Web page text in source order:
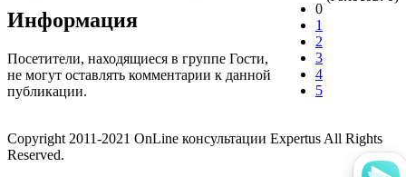
0
1
2
3
4
5
Информация
Посетители, находящиеся в группе Гости,
не могут оставлять комментарии к данной
публикации.
Copyright 2011-2021 OnLine консультации Expertus All Rights
Reserved.